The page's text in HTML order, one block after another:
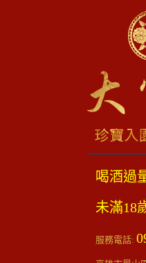
喝酒過
未滿18
服務電話: